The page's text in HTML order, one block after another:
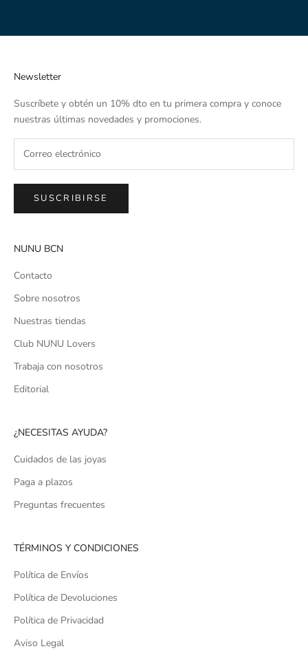
Newsletter
Suscríbete y obtén un 10% dto en tu primera compra y conoce
nuestras últimas novedades y promociones.
SUSCRIBIRSE
NUNU BCN
Contacto
Sobre nosotros
Nuestras tiendas
Club NUNU Lovers
Trabaja con nosotros
Editorial
¿NECESITAS AYUDA?
Cuidados de las joyas
Paga a plazos
Preguntas frecuentes
TÉRMINOS Y CONDICIONES
Política de Envíos
Política de Devoluciones
Política de Privacidad
Aviso Legal